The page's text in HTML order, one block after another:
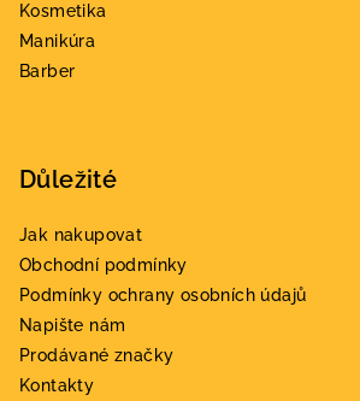
Kosmetika
Manikúra
Barber
Důležité
Jak nakupovat
Obchodní podmínky
Podmínky ochrany osobních údajů
Napište nám
Prodávané značky
Kontakty